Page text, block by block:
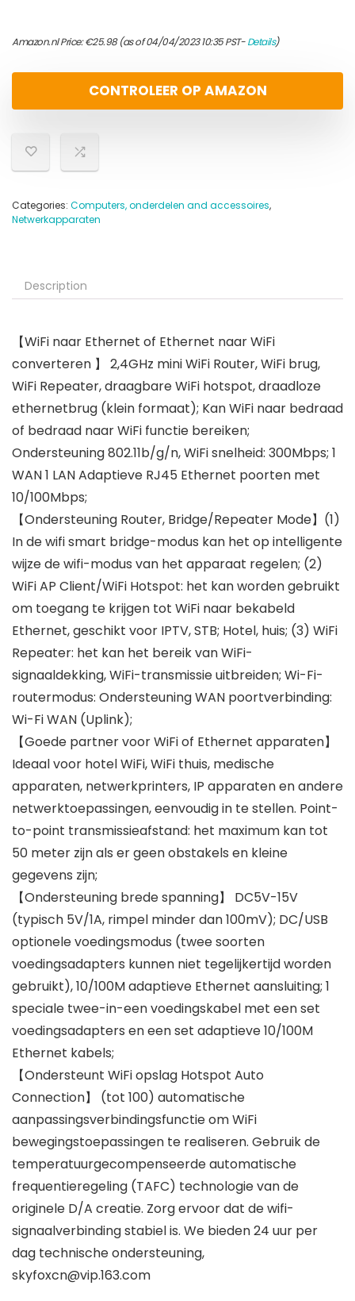
Amazon.nl Price:€25.98(as of 04/04/2023 10:35 PST-Details)
CONTROLEER OP AMAZON
Categories: Computers, onderdelen and accessoires,
Netwerkapparaten
Description
【WiFi naar Ethernet of Ethernet naar WiFi
converteren 】 2,4GHz mini WiFi Router, WiFi brug,
WiFi Repeater, draagbare WiFi hotspot, draadloze
ethernetbrug (klein formaat); Kan WiFi naar bedraad
of bedraad naar WiFi functie bereiken;
Ondersteuning 802.11b/g/n, WiFi snelheid: 300Mbps; 1
WAN 1 LAN Adaptieve RJ45 Ethernet poorten met
10/100Mbps;
【Ondersteuning Router, Bridge/Repeater Mode】(1)
In de wifi smart bridge-modus kan het op intelligente
wijze de wifi-modus van het apparaat regelen; (2)
WiFi AP Client/WiFi Hotspot: het kan worden gebruikt
om toegang te krijgen tot WiFi naar bekabeld
Ethernet, geschikt voor IPTV, STB; Hotel, huis; (3) WiFi
Repeater: het kan het bereik van WiFi-
signaaldekking, WiFi-transmissie uitbreiden; Wi-Fi-
routermodus: Ondersteuning WAN poortverbinding:
Wi-Fi WAN (Uplink);
【Goede partner voor WiFi of Ethernet apparaten】
Ideaal voor hotel WiFi, WiFi thuis, medische
apparaten, netwerkprinters, IP apparaten en andere
netwerktoepassingen, eenvoudig in te stellen. Point-
to-point transmissieafstand: het maximum kan tot
50 meter zijn als er geen obstakels en kleine
gegevens zijn;
【Ondersteuning brede spanning】 DC5V-15V
(typisch 5V/1A, rimpel minder dan 100mV); DC/USB
optionele voedingsmodus (twee soorten
voedingsadapters kunnen niet tegelijkertijd worden
gebruikt), 10/100M adaptieve Ethernet aansluiting; 1
speciale twee-in-een voedingskabel met een set
voedingsadapters en een set adaptieve 10/100M
Ethernet kabels;
【Ondersteunt WiFi opslag Hotspot Auto
Connection】 (tot 100) automatische
aanpassingsverbindingsfunctie om WiFi
bewegingstoepassingen te realiseren. Gebruik de
temperatuurgecompenseerde automatische
frequentieregeling (TAFC) technologie van de
originele D/A creatie. Zorg ervoor dat de wifi-
signaalverbinding stabiel is. We bieden 24 uur per
dag technische ondersteuning,
skyfoxcn@vip.163.com